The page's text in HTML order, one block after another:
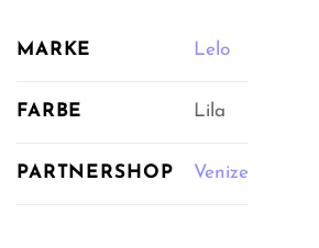
MARKE Lelo
FARBE Lila
PARTNERSHOP Venize